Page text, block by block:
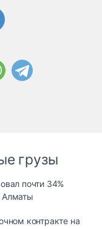
грузы
почти 34%
Алматы
контракте на